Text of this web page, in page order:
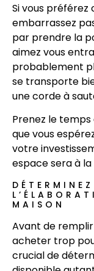
Si vous préférez
embarrassez
par prendre la
aimez vous
probablement
se transporte
une corde à
Prenez le temps
que vous
votre
espace sera à
MAISON
Avant de remplir
acheter trop
crucial de